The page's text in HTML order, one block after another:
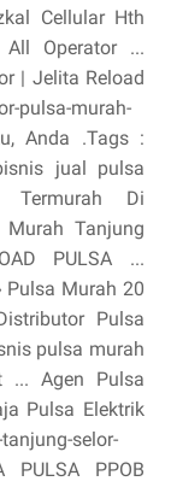
Cellular Hth
Operator ...
| Jelita Reload
pulsa-murah-
Anda .Tags :
jual pulsa
Termurah Di
Tanjung
PULSA ...
Pulsa Murah 20
Pulsa
pulsa murah
... Agen Pulsa
Pulsa Elektrik
selor-
PPOB